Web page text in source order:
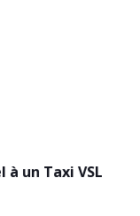
un Taxi VSL